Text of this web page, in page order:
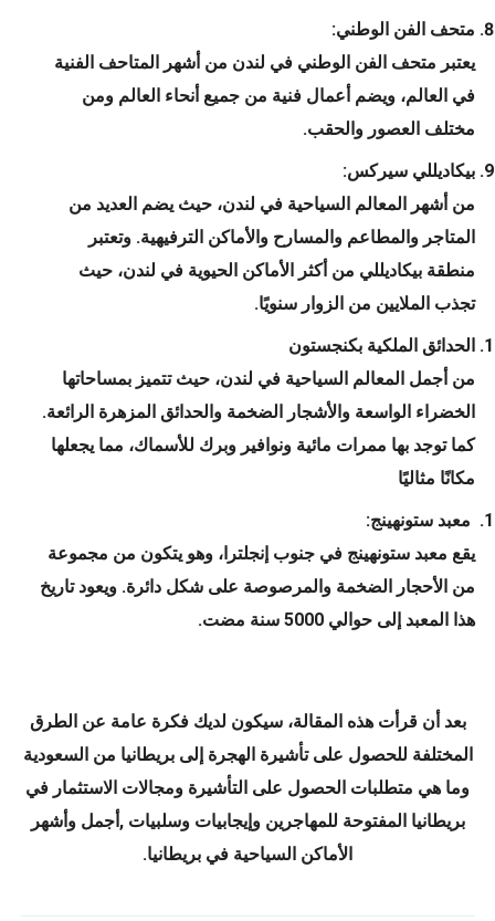
متحف الفن الوطني:
يعتبر متحف الفن الوطني في لندن من أشهر المتاحف الفنية
في العالم، ويضم أعمال فنية من جميع أنحاء العالم ومن
مختلف العصور والحقب.
بيكاديللي سيركس:
من أشهر المعالم السياحية في لندن، حيث يضم العديد من
المتاجر والمطاعم والمسارح والأماكن الترفيهية. وتعتبر
منطقة بيكاديللي من أكثر الأماكن الحيوية في لندن، حيث
تجذب الملايين من الزوار سنويًا.
الحدائق الملكية بكنجستون
من أجمل المعالم السياحية في لندن، حيث تتميز بمساحاتها
الخضراء الواسعة والأشجار الضخمة والحدائق المزهرة الرائعة.
كما توجد بها ممرات مائية ونوافير وبرك للأسماك، مما يجعلها
مكانًا مثاليًا
معبد ستونهينج:
يقع معبد ستونهينج في جنوب إنجلترا، وهو يتكون من مجموعة
من الأحجار الضخمة والمرصوصة على شكل دائرة. ويعود تاريخ
هذا المعبد إلى حوالي 5000 سنة مضت.
بعد أن قرأت هذه المقالة، سيكون لديك فكرة عامة عن الطرق
المختلفة للحصول على تأشيرة الهجرة إلى بريطانيا من السعودية
وما هي متطلبات الحصول على التأشيرة ومجالات الاستثمار في
بريطانيا المفتوحة للمهاجرين وإيجابيات وسلبيات ,أجمل وأشهر
الأماكن السياحية في بريطانيا.